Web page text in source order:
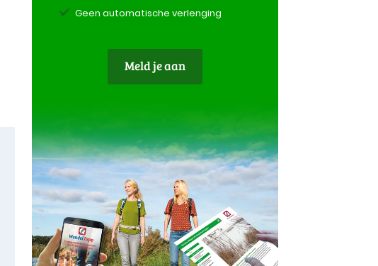
Geen automatische verlenging
Meld je aan